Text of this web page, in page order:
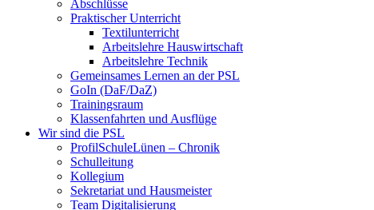
Abschlüsse
Praktischer Unterricht
Textilunterricht
Arbeitslehre Hauswirtschaft
Arbeitslehre Technik
Gemeinsames Lernen an der PSL​
GoIn (DaF/DaZ)
Trainingsraum
Klassenfahrten und Ausflüge
Wir sind die PSL
ProfilSchuleLünen – Chronik
Schulleitung
Kollegium
Sekretariat und Hausmeister
Team Digitalisierung